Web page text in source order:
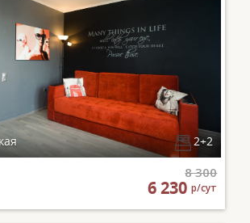
2+2
8 300
6 230р/сут